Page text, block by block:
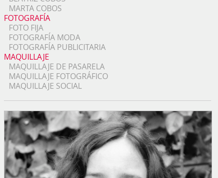
MARTA COBOS
FOTOGRAFÍA
FOTO FIJA
FOTOGRAFÍA MODA
FOTOGRAFÍA PUBLICITARIA
MAQUILLAJE
MAQUILLAJE DE PASARELA
MAQUILLAJE FOTOGRÁFICO
MAQUILLAJE SOCIAL